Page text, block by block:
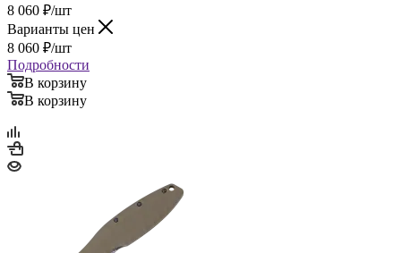
8 060 ₽/шт
Варианты цен
8 060 ₽/шт
Подробности
В корзину
В корзину